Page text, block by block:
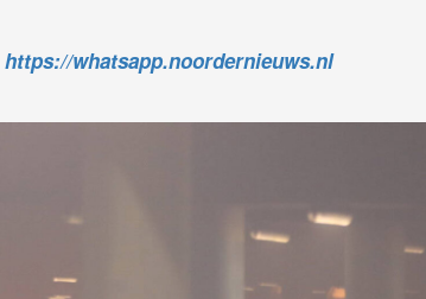
https://whatsapp.noordernieuws.nl